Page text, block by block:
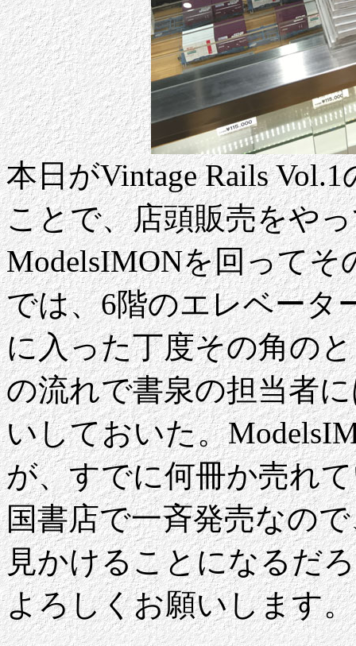
本日がVintage Rails
ことで、店頭販売をや
ModelsIMONを回って
では、6階のエレベータ
に入った丁度その角の
の流れで書泉の担当者
いしておいた。
が、すでに何冊か売れ
国書店で一斉発売なの
見かけることになるだ
よろしくお願いします。